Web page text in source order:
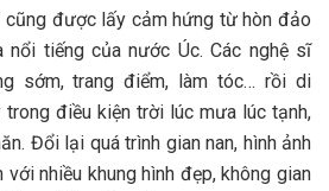
cũng được lấy cảm hứng từ hòn đảo
nổi tiếng của nước Úc. Các nghệ sĩ
sớm, trang điểm, làm tóc… rồi di
trong điều kiện trời lúc mưa lúc tạnh,
Đổi lại quá trình gian nan, hình ảnh
nhiều khung hình đẹp, không gian